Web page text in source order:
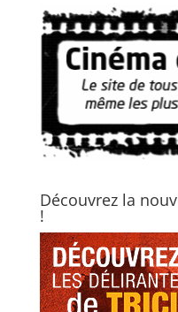
Découvrez la
!